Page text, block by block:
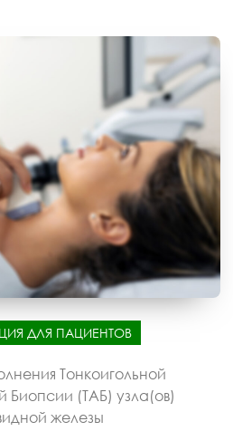
ДЛЯ ПАЦИЕНТОВ
Тонкоигольной
(ТАБ) узла(ов)
железы